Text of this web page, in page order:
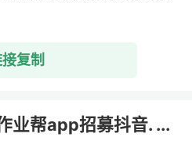
复制
业帮app招募抖音. ...